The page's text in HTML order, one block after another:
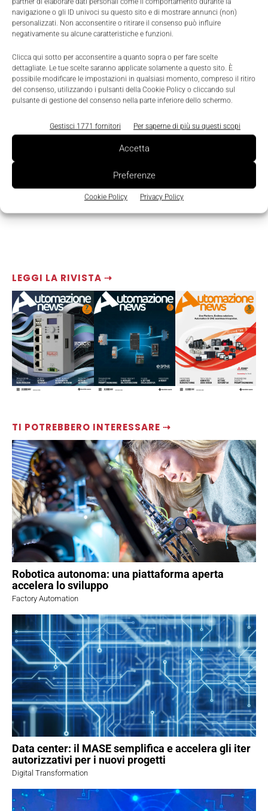
partner di elaborare dati personali come il comportamento durante la
navigazione o gli ID univoci su questo sito e di mostrare annunci (non)
personalizzati. Non acconsentire o ritirare il consenso può influire
negativamente su alcune caratteristiche e funzioni.
Clicca qui sotto per acconsentire a quanto sopra o per fare scelte
dettagliate. Le tue scelte saranno applicate solamente a questo sito. È
possibile modificare le impostazioni in qualsiasi momento, compreso il ritiro
del consenso, utilizzando i pulsanti della Cookie Policy o cliccando sul
pulsante di gestione del consenso nella parte inferiore dello schermo.
Gestisci 1771 fornitori Per saperne di più su questi scopi
Accetta
Preferenze
Cookie Policy Privacy Policy
LEGGI LA RIVISTA ⇢
TI POTREBBERO INTERESSARE ⇢
Robotica autonoma: una piattaforma aperta
accelera lo sviluppo
Factory Automation
Data center: il MASE semplifica e accelera gli iter
autorizzativi per i nuovi progetti
Digital Transformation
più agevole l'installazione anche in posizioni e
località soggette a elevati sbalzi termici.